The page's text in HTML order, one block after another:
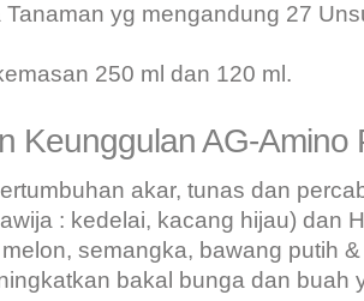
Tanaman yg mengandung 27
250 ml dan 120 ml.
Keunggulan AG-Amino
akar, tunas dan
: kedelai, kacang hijau) dan
semangka, bawang putih
bakal bunga dan buah